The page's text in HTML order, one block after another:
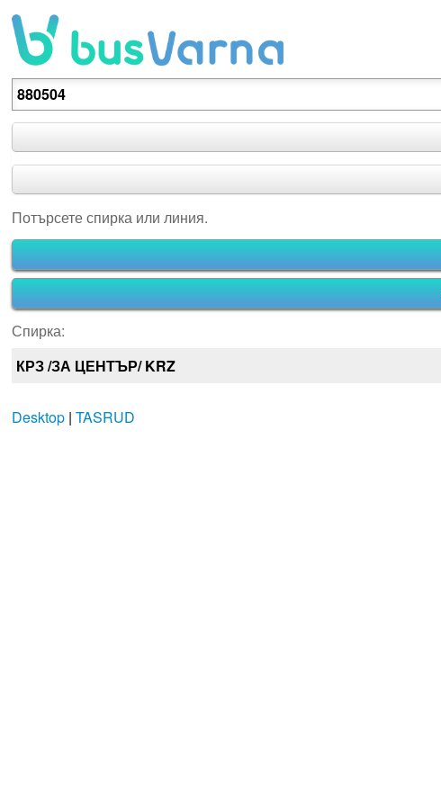
Потърсете спирка или линия.
Потърсете спирка или линия.
Спирка:
КРЗ /ЗА ЦЕНТЪР/ KRZ
Desktop| TASRUD